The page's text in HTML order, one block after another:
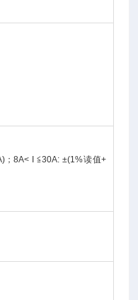
8A< I ≦30A: ±(1%读值+